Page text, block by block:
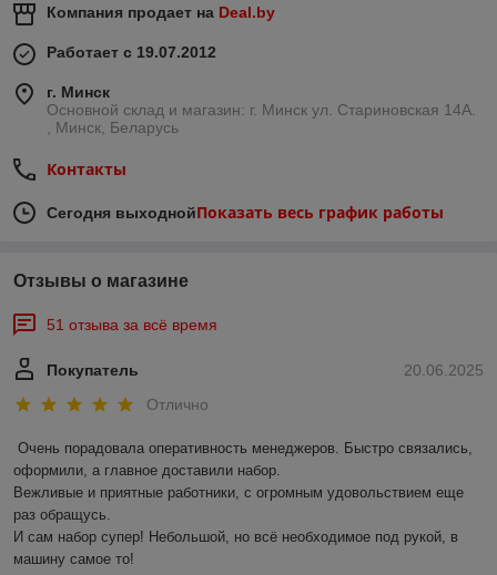
Компания продает на Deal.by
Работает с 19.07.2012
г. Минск
Основной склад и магазин: г. Минск ул. Стариновская 14А.
, Минск, Беларусь
Контакты
Сегодня выходнойПоказать весь график работы
Отзывы о магазине
51 отзыва за всё время
20.06.2025
Покупатель
Отлично
Очень порадовала оперативность менеджеров. Быстро связались,
оформили, а главное доставили набор.
Вежливые и приятные работники, с огромным удовольствием еще
раз обращусь.
И сам набор супер! Небольшой, но всё необходимое под рукой, в
машину самое то!